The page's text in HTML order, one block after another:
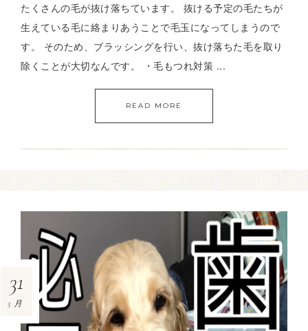
たくさんの毛が抜け落ちています。 抜ける予定の毛たちが
生えている毛に絡まりあうことで毛玉になってしまうので
す。 そのため、ブラッシングを行い、抜け落ちた毛を取り
除くことが大切なんです。 ・毛もつれ対策 ...
READ MORE
31
5月